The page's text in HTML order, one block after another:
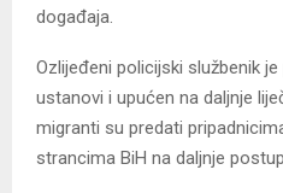
događaja.
Ozlijeđeni policijski službenik
ustanovi i upućen na daljnje
migranti su predati
strancima BiH na daljnje